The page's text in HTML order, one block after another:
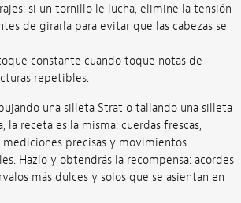
si un tornillo le lucha, elimine la tensión
de girarla para evitar que las cabezas se
constante cuando toque notas de
repetibles.
una silleta Strat o tallando una silleta
la receta es la misma: cuerdas frescas,
precisas y movimientos
Hazlo y obtendrás la recompensa: acordes
más dulces y solos que se asientan en